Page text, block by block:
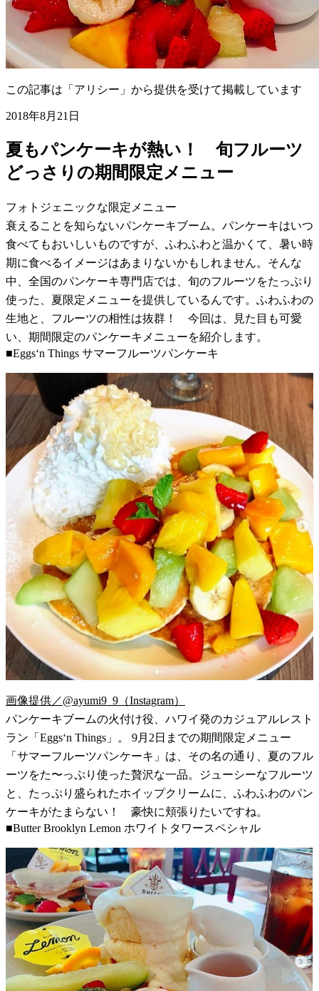
この記事は「アリシー」から提供を受けて掲載しています
2018年8月21日
夏もパンケーキが熱い！ 旬フルーツ
どっさりの期間限定メニュー
フォトジェニックな限定メニュー
衰えることを知らないパンケーキブーム。パンケーキはいつ
食べてもおいしいものですが、ふわふわと温かくて、暑い時
期に食べるイメージはあまりないかもしれません。そんな
中、全国のパンケーキ専門店では、旬のフルーツをたっぷり
使った、夏限定メニューを提供しているんです。ふわふわの
生地と、フルーツの相性は抜群！ 今回は、見た目も可愛
い、期間限定のパンケーキメニューを紹介します。
■Eggs‘n Things サマーフルーツパンケーキ
画像提供／@ayumi9_9（Instagram）
パンケーキブームの火付け役、ハワイ発のカジュアルレスト
ラン「Eggs‘n Things」。 9月2日までの期間限定メニュー
「サマーフルーツパンケーキ」は、その名の通り、夏のフル
ーツをた〜っぷり使った贅沢な一品。ジューシーなフルーツ
と、たっぷり盛られたホイップクリームに、ふわふわのパン
ケーキがたまらない！ 豪快に頬張りたいですね。
■Butter Brooklyn Lemon ホワイトタワースペシャル